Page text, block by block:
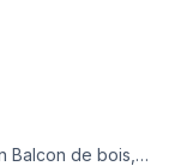
Balcon de bois,